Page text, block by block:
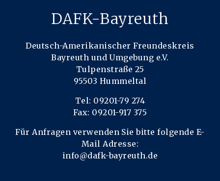
DAFK-Bayreuth
Deutsch-Amerikanischer Freundeskreis
Bayreuth und Umgebung e.V.
Tulpenstraße 25
95503 Hummeltal
Tel: 09201-79 274
Fax: 09201-917 375
Für Anfragen verwenden Sie bitte folgende E-
Mail Adresse:
info@dafk-bayreuth.de